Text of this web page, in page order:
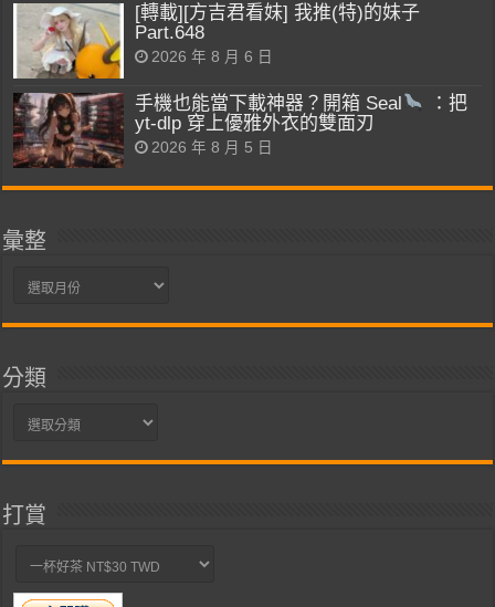
[轉載][方吉君看妹] 我推(特)的妹子
Part.648
2026 年 8 月 6 日
手機也能當下載神器？開箱 Seal
：把
yt-dlp 穿上優雅外衣的雙面刃
2026 年 8 月 5 日
彙整
彙
分類
分
打賞